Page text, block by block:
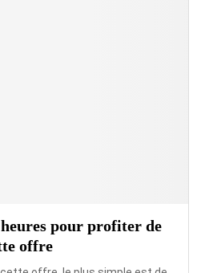
pour profiter de
offre